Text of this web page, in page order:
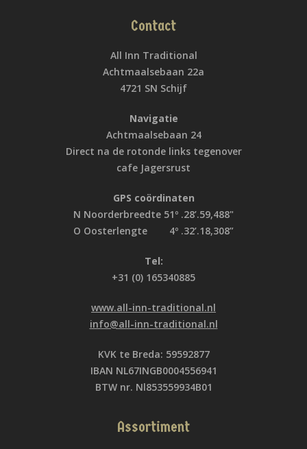
Contact
All Inn Traditional
Achtmaalsebaan 22a
4721 SN Schijf
Navigatie
Achtmaalsebaan 24
Direct na de rotonde links tegenover
cafe Jagersrust
GPS coördinaten
N Noorderbreedte 51º .28’.59,488"
O Oosterlengte 4º .32’.18,308”
Tel:
+31 (0) 165340885
www.all-inn-traditional.nl
info@all-inn-traditional.nl
KVK te Breda: 59592877
IBAN NL67INGB0004556941
BTW nr. Nl853559934B01
Assortiment